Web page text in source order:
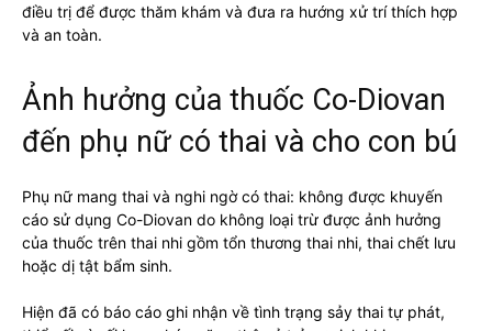
điều trị để được thăm khám và đưa ra hướng xử trí thích hợp
và an toàn.
Ảnh hưởng của thuốc Co-Diovan
đến phụ nữ có thai và cho con bú
Phụ nữ mang thai và nghi ngờ có thai: không được khuyến
cáo sử dụng Co-Diovan do không loại trừ được ảnh hưởng
của thuốc trên thai nhi gồm tổn thương thai nhi, thai chết lưu
hoặc dị tật bẩm sinh.
Hiện đã có báo cáo ghi nhận về tình trạng sảy thai tự phát,